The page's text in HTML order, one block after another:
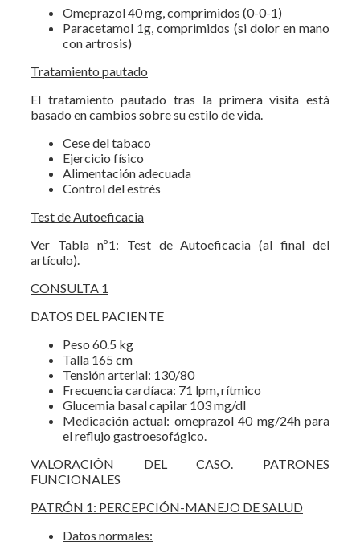
Omeprazol 40 mg, comprimidos (0-0-1)
Paracetamol 1g, comprimidos (si dolor en mano
con artrosis)
Tratamiento pautado
El tratamiento pautado tras la primera visita está
basado en cambios sobre su estilo de vida.
Cese del tabaco
Ejercicio físico
Alimentación adecuada
Control del estrés
Test de Autoeficacia
Ver Tabla nº1: Test de Autoeficacia (al final del
artículo).
CONSULTA 1
DATOS DEL PACIENTE
Peso 60.5 kg
Talla 165 cm
Tensión arterial: 130/80
Frecuencia cardíaca: 71 lpm, rítmico
Glucemia basal capilar 103 mg/dl
Medicación actual: omeprazol 40 mg/24h para
el reflujo gastroesofágico.
VALORACIÓN DEL CASO. PATRONES
FUNCIONALES
PATRÓN 1: PERCEPCIÓN-MANEJO DE SALUD
Datos normales: